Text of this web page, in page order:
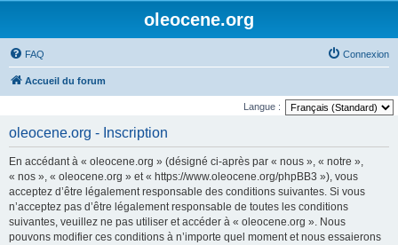
oleocene.org
FAQ Connexion
Accueil du forum
Langue :
oleocene.org - Inscription
En accédant à « oleocene.org » (désigné ci-après par « nous », « notre »,
« nos », « oleocene.org » et « https://www.oleocene.org/phpBB3 »), vous
acceptez d’être légalement responsable des conditions suivantes. Si vous
n’acceptez pas d’être légalement responsable de toutes les conditions
suivantes, veuillez ne pas utiliser et accéder à « oleocene.org ». Nous
pouvons modifier ces conditions à n’importe quel moment et nous essaierons